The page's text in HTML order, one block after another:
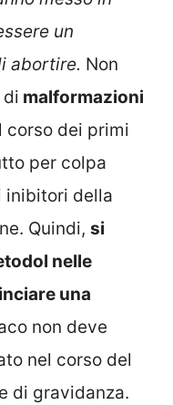
un
abortire. Non
di malformazioni
corso dei primi
per colpa
inibitori della
Quindi, si
nelle
una
non deve
nel corso del
di gravidanza.